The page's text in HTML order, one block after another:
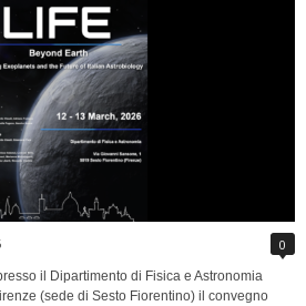
0
il Dipartimento di Fisica e Astronomia
(sede di Sesto Fiorentino) il convegno